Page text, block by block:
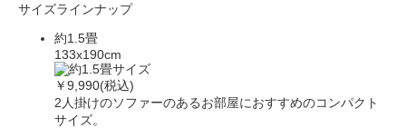
サイズラインナップ
約1.5畳
133x190cm
￥9,990(税込)
2人掛けのソファーのあるお部屋におすすめのコンパクト
サイズ。